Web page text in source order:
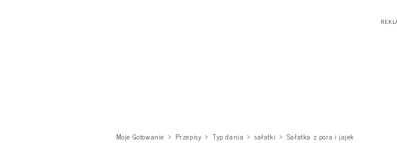
Moje Gotowanie Przepisy Typ dania sałatki Sałatka z pora i jajek